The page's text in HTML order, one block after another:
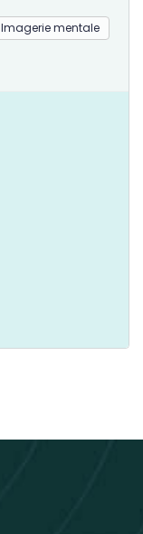
Imagerie mentale